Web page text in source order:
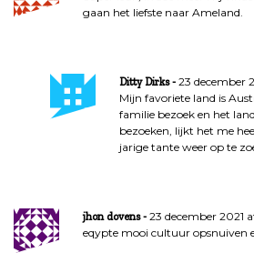
gaan het liefste naar Ameland.
Ditty Dirks
23 december
Mijn favoriete land is
familie bezoek en het
bezoeken, lijkt het me
jarige tante weer op te
jhon dovens
23 december 2021
eqypte mooi cultuur opsnuiven